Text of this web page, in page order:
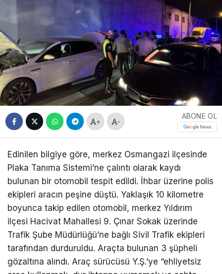
+ -
ABONE OL
Edinilen bilgiye göre, merkez Osmangazi ilçesinde
Plaka Tanıma Sistemi’ne çalıntı olarak kaydı
bulunan bir otomobil tespit edildi. İhbar üzerine polis
ekipleri aracın peşine düştü. Yaklaşık 10 kilometre
boyunca takip edilen otomobil, merkez Yıldırım
ilçesi Hacivat Mahallesi 9. Çınar Sokak üzerinde
Trafik Şube Müdürlüğü’ne bağlı Sivil Trafik ekipleri
tarafından durduruldu. Araçta bulunan 3 şüpheli
gözaltına alındı. Araç sürücüsü Y.Ş.’ye “ehliyetsiz